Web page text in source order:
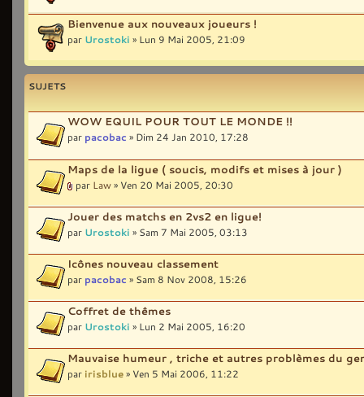
Bienvenue aux nouveaux joueurs !
par Urostoki » Lun 9 Mai 2005, 21:09
SUJETS
WOW EQUIL POUR TOUT LE MONDE !!
par pacobac » Dim 24 Jan 2010, 17:28
Maps de la ligue ( soucis, modifs et mises à jour )
par Law» Ven 20 Mai 2005, 20:30
Jouer des matchs en 2vs2 en ligue!
par Urostoki » Sam 7 Mai 2005, 03:13
Icônes nouveau classement
par pacobac » Sam 8 Nov 2008, 15:26
Coffret de thêmes
par Urostoki » Lun 2 Mai 2005, 16:20
Mauvaise humeur , triche et autres problèmes du
par irisblue» Ven 5 Mai 2006, 11:22